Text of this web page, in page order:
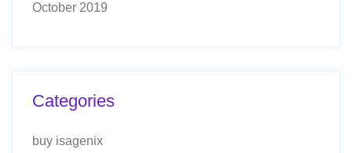
October 2019
Categories
buy isagenix